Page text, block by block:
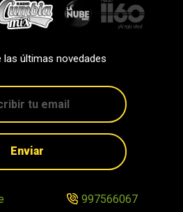
las últimas novedades
Enviar
997566067